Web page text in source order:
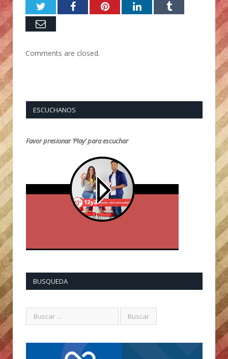
TwitterFacebookPinterestLinkedInTumblr
Email
Comments are closed.
ESCUCHANOS
Favor presionar ‘Play’ para escuchar
BUSQUEDA